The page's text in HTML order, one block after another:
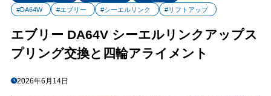
#DA64W
#エブリー #シーエルリンク #リフトアップ
エブリー DA64V シーエルリンクアップス
プリング交換と四輪アライメント
2026年6月14日